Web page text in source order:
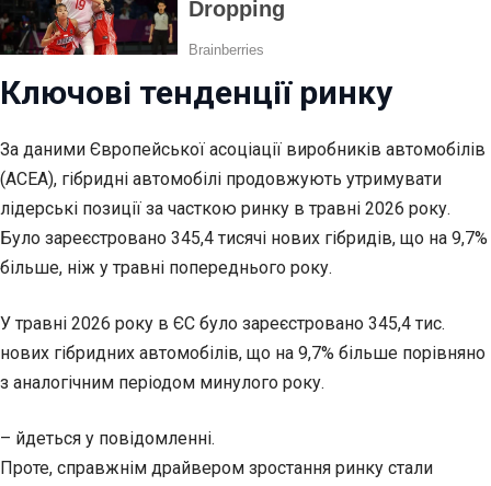
Ключові тенденції ринку
За даними Європейської асоціації виробників автомобілів
(ACEA), гібридні автомобілі продовжують утримувати
лідерські позиції за часткою ринку в травні 2026 року.
Було зареєстровано 345,4 тисячі нових гібридів, що на 9,7%
більше, ніж у травні попереднього року.
У травні 2026 року в ЄС було зареєстровано 345,4 тис.
нових гібридних автомобілів, що на 9,7% більше порівняно
з аналогічним періодом минулого року.
– йдеться у повідомленні.
Проте, справжнім драйвером зростання ринку стали